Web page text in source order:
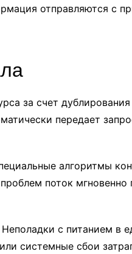
отправляются с
за счет
передает
алгоритмы
поток мгновенно
с питанием в
системные сбои